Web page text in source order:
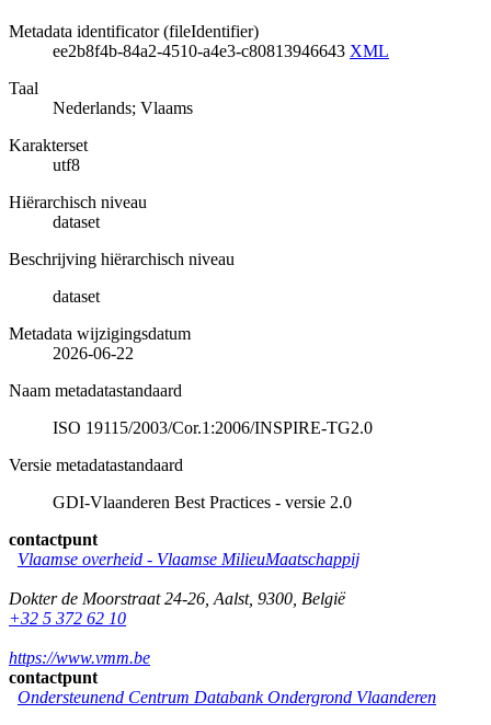
Metadata identificator (fileIdentifier)
ee2b8f4b-84a2-4510-a4e3-c80813946643 XML
Taal
Nederlands; Vlaams
Karakterset
utf8
Hiërarchisch niveau
dataset
Beschrijving hiërarchisch niveau
dataset
Metadata wijzigingsdatum
2026-06-22
Naam metadatastandaard
ISO 19115/2003/Cor.1:2006/INSPIRE-TG2.0
Versie metadatastandaard
GDI-Vlaanderen Best Practices - versie 2.0
contactpunt
Vlaamse overheid - Vlaamse MilieuMaatschappij
Dokter de Moorstraat 24-26 Aalst, 9300 België
+32 5 372 62 10
https://www.vmm.be
contactpunt
Ondersteunend Centrum Databank Ondergrond Vlaanderen